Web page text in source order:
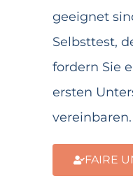
geeignet
Selbsttest,
fordern Sie
ersten
vereinbaren.
FAIRE